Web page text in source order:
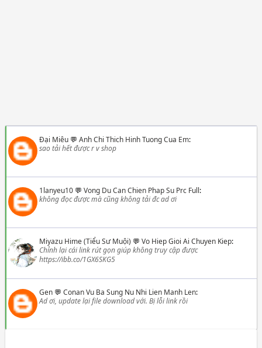
Đại Miêu💬 Anh Chi Thich Hinh Tuong Cua Em:
sao tải hết được r v shop
1lanyeu10💬 Vong Du Can Chien Phap Su Prc Full:
không đọc được mà cũng không tải đc ad ơi
Miyazu Hime (Tiểu Sư Muội) 💬 Vo Hiep Gioi Ai Chuyen Kiep:
Chỉnh lại cái link rút gọn giúp không truy cập được
https://ibb.co/1GX6SKG5
Gen💬 Conan Vu Ba Sung Nu Nhi Lien Manh Len:
Ad ơi, update lại file download với. Bị lỗi link rồi